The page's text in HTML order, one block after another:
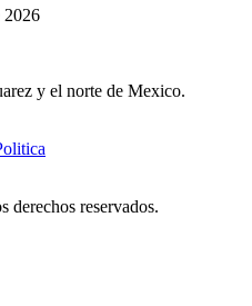
2026
y el norte de Mexico.
derechos reservados.